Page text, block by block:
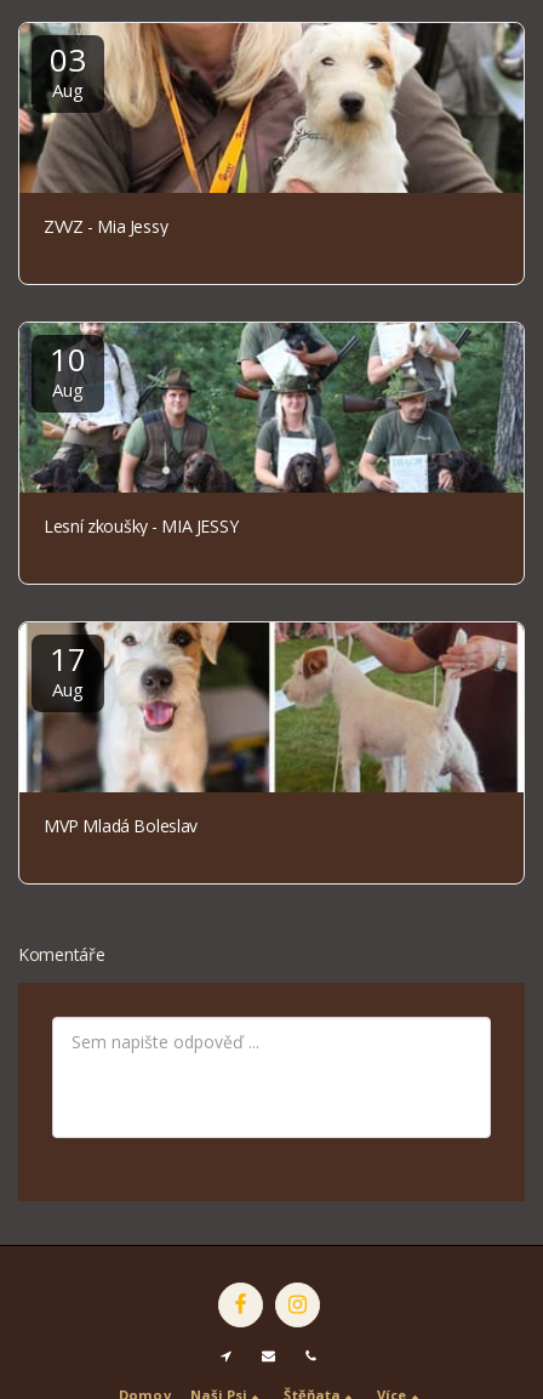
03
Aug
ZVVZ - Mia Jessy
10
Aug
Lesní zkoušky - MIA JESSY
17
Aug
MVP Mladá Boleslav
Komentáře
Domov Naši Psi Štěňata Více